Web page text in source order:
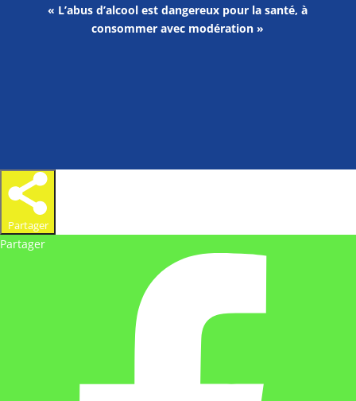
« L’abus d’alcool est dangereux pour la santé, à
consommer avec modération »
Partager
Partager